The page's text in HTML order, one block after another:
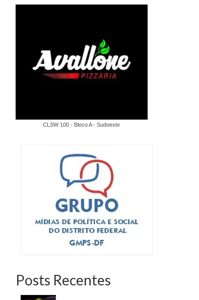
CLSW 100 - Bloco A - Sudoeste
Posts Recentes